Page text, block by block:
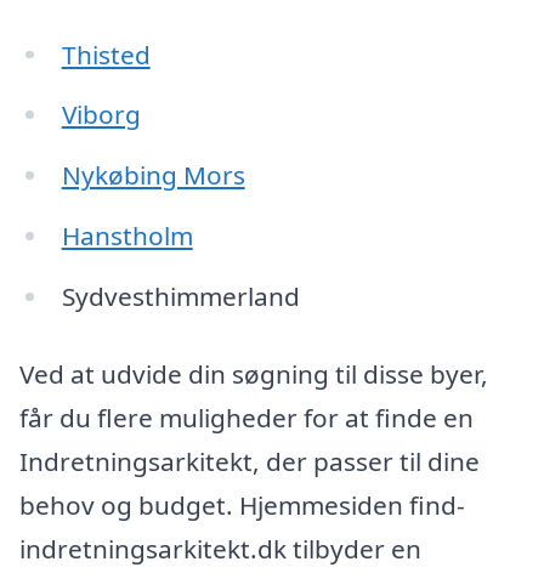
Thisted
Viborg
Nykøbing Mors
Hanstholm
Sydvesthimmerland
Ved at udvide din søgning til disse byer,
får du flere muligheder for at finde en
Indretningsarkitekt, der passer til dine
behov og budget. Hjemmesiden find-
indretningsarkitekt.dk tilbyder en